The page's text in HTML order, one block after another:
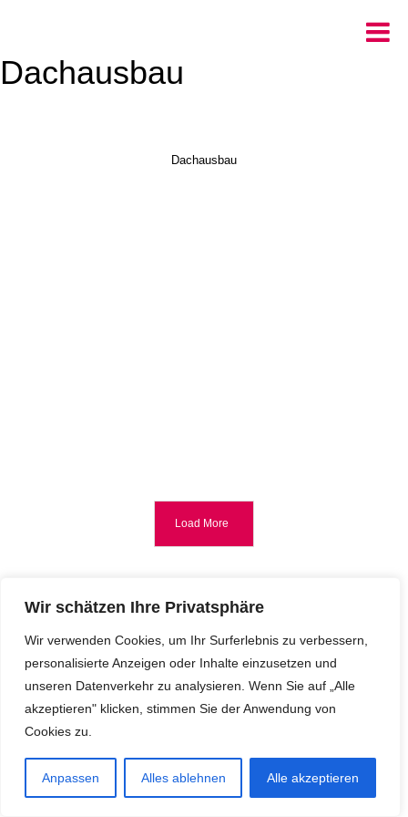
Wir schätzen Ihre Privatsphäre
Wir verwenden Cookies, um Ihr Surferlebnis zu verbessern,
personalisierte Anzeigen oder Inhalte einzusetzen und
unseren Datenverkehr zu analysieren. Wenn Sie auf „Alle
akzeptieren" klicken, stimmen Sie der Anwendung von
Cookies zu.
Anpassen Alles ablehnen Alle akzeptieren
Dachausbau
Dachausbau
Load More